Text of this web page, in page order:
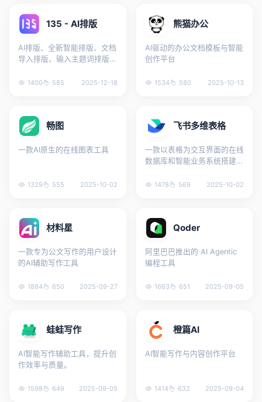
135 - AI排版
AI排版、全新智能排版、文档
导入排版、输入主题词排版、
多场景排版、多格式导出
1400 585 2025-12-18
熊猫办公
AI驱动的办公文档模板与智能
创作平台
1534 580 2025-10-13
畅图
一款AI原生的在线图表工具
1329 555 2025-10-02
飞书多维表格
一款以表格为交互界面的在线
数据库和智能业务系统搭建工
1478 569 2025-10-02
材料星
一款专为公文写作的用户设计
的AI辅助写作工具
1884 650 2025-09-27
Qoder
阿里巴巴推出的 AI Agentic
编程工具
1663 651 2025-09-05
蛙蛙写作
AI智能写作辅助工具，提升创
作效率与质量。
1598 649 2025-09-05
橙篇AI
AI智能写作与内容创作平台
1414 632 2025-09-04